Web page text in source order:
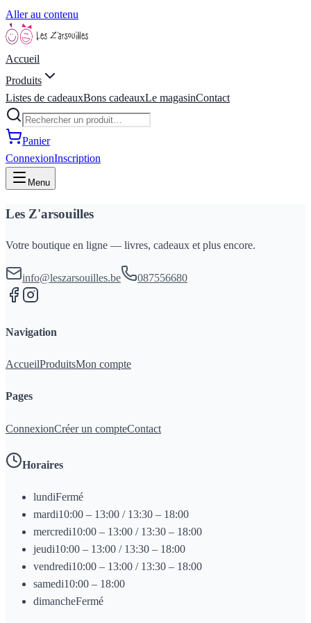
Aller au contenu
Accueil
Produits
Listes de cadeauxBons cadeauxLe magasinContact
Panier
ConnexionInscription
Menu
Les Z'arsouilles
Votre boutique en ligne — livres, cadeaux et plus encore.
info@leszarsouilles.be 087556680
Navigation
AccueilProduitsMon compte
Pages
ConnexionCréer un compteContact
Horaires
lundiFermé
mardi10:00 – 13:00 / 13:30 – 18:00
mercredi10:00 – 13:00 / 13:30 – 18:00
jeudi10:00 – 13:00 / 13:30 – 18:00
vendredi10:00 – 13:00 / 13:30 – 18:00
samedi10:00 – 18:00
dimancheFermé